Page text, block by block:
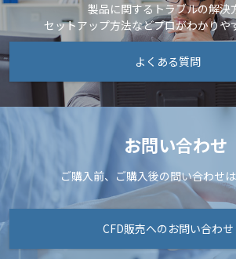
製品に関するトラブルの解決
セットアップ方法などプロがわかりや
よくある質問
お問い合わせ
ご購入前、ご購入後の問い合わせ
CFD販売へのお問い合わせ